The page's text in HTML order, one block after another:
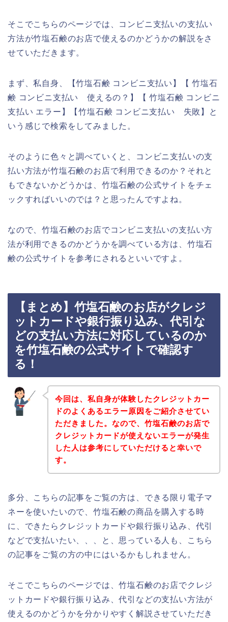
そこでこちらのページでは、コンビニ支払いの支払い
方法が竹塩石鹸のお店で使えるのかどうかの解説をさ
せていただきます。
まず、私自身、【竹塩石鹸 コンビニ支払い】【 竹塩石
鹸 コンビニ支払い 使えるの？】【 竹塩石鹸 コンビニ
支払い エラー】【竹塩石鹸 コンビニ支払い 失敗】と
いう感じで検索をしてみました。
そのように色々と調べていくと、コンビニ支払いの支
払い方法が竹塩石鹸のお店で利用できるのか？それと
もできないかどうかは、竹塩石鹸の公式サイトをチェ
ックすればいいのでは？と思ったんですよね。
なので、竹塩石鹸のお店でコンビニ支払いの支払い方
法が利用できるのかどうかを調べている方は、竹塩石
鹸の公式サイトを参考にされるといいですよ。
【まとめ】竹塩石鹸のお店がクレジ
ットカードや銀行振り込み、代引な
どの支払い方法に対応しているのか
を竹塩石鹸の公式サイトで確認す
る！
今回は、私自身が体験したクレジットカー
ドのよくあるエラー原因をご紹介させてい
ただきました。なので、竹塩石鹸のお店で
クレジットカードが使えないエラーが発生
した人は参考にしていただけると幸いで
す。
多分、こちらの記事をご覧の方は、できる限り電子マ
ネーを使いたいので、竹塩石鹸の商品を購入する時
に、できたらクレジットカードや銀行振り込み、代引
などで支払いたい、、、と、思っている人も、こちら
の記事をご覧の方の中にはいるかもしれません。
そこでこちらのページでは、竹塩石鹸のお店でクレジ
ットカードや銀行振り込み、代引などの支払い方法が
使えるのかどうかを分かりやすく解説させていただき